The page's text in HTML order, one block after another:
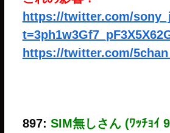
https://twitter.com/
https://twitter.com/
897: SIM無しさん (ﾜｯﾁｮｲ